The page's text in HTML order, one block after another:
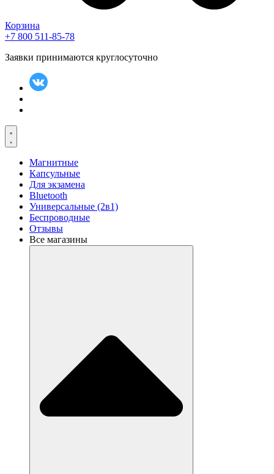
Корзина
+7 800 511-85-78
Заявки принимаются круглосуточно
Магнитные
Капсульные
Для экзамена
Bluetooth
Универсальные (2в1)
Беспроводные
Отзывы
Все магазины